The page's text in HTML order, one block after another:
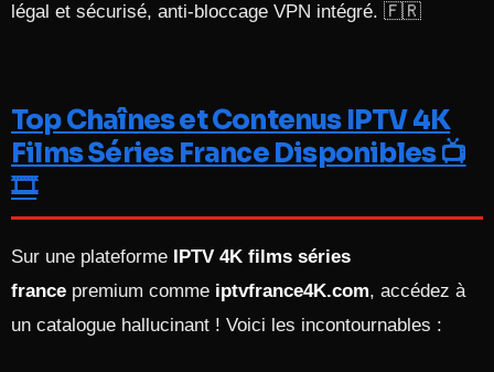
légal et sécurisé, anti-bloccage VPN intégré. 🇫🇷
Top Chaînes et Contenus IPTV 4K
Films Séries France Disponibles 📺
🎞️
Sur une plateforme IPTV 4K films séries
france premium comme iptvfrance4K.com, accédez à
un catalogue hallucinant ! Voici les incontournables :